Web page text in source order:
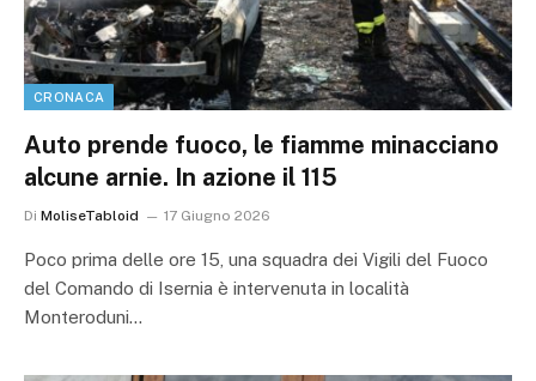
CRONACA
Auto prende fuoco, le fiamme minacciano
alcune arnie. In azione il 115
Di MoliseTabloid 17 Giugno 2026
Poco prima delle ore 15, una squadra dei Vigili del Fuoco
del Comando di Isernia è intervenuta in località
Monteroduni…